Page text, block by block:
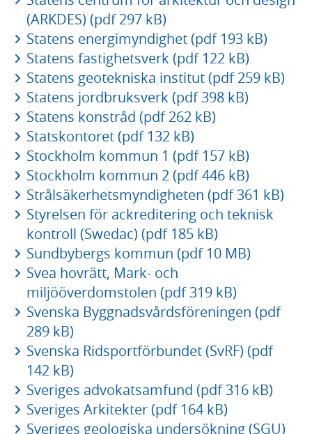
(ARKDES) (pdf 297 kB)
Statens energimyndighet (pdf 193 kB)
Statens fastighetsverk (pdf 122 kB)
Statens geotekniska institut (pdf 259 kB)
Statens jordbruksverk (pdf 398 kB)
Statens konstråd (pdf 262 kB)
Statskontoret (pdf 132 kB)
Stockholm kommun 1 (pdf 157 kB)
Stockholm kommun 2 (pdf 446 kB)
Strålsäkerhetsmyndigheten (pdf 361 kB)
Styrelsen för ackreditering och teknisk
kontroll (Swedac) (pdf 185 kB)
Sundbybergs kommun (pdf 10 MB)
Svea hovrätt, Mark- och
miljööverdomstolen (pdf 319 kB)
Svenska Byggnadsvårdsföreningen (pdf
289 kB)
Svenska Ridsportförbundet (SvRF) (pdf
142 kB)
Sveriges advokatsamfund (pdf 316 kB)
Sveriges Arkitekter (pdf 164 kB)
Sveriges geologiska undersökning (SGU)